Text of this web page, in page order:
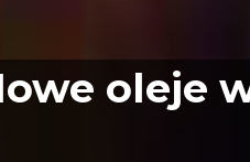
oleje